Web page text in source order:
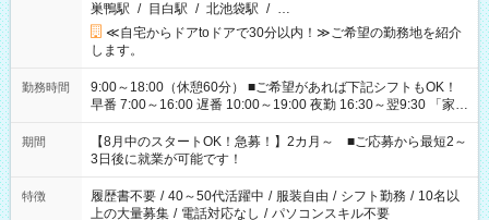
巣鴨駅 / 目白駅 / 北池袋駅 / …
≪自宅からドアtoドアで30分以内！≫ご希望の勤務地を紹介
します。
勤務時間
9:00～18:00（休憩60分） ■ご希望があれば下記シフトもOK！
早番 7:00～16:00 遅番 10:00～19:00 夜勤 16:30～翌9:30 「家族
と休みを合わせたい」 「余裕を持って夕飯の準備がしたい」
「できれば残業はしたくない」 など、ご希望を教えてください
ね。 ※Wワーク希望の方へ 今ご覧のお仕事で希望する勤務時間
と、もう1つのお仕事の勤務時間。 合計で週40時間を超える場
合は応募できません。
期間
【8月中のスタートOK！急募！】2カ月～ ■ご応募から最短2～
3日後に就業が可能です！
特徴 履歴書不要 / 40～50代活躍中 / 服装自由 / シフト勤務 / 10名以
上の大量募集 / 電話対応なし / パソコンスキル不要